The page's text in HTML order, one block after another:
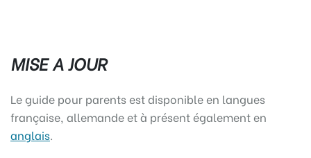
MISE A JOUR
Le guide pour parents est disponible en langues
française, allemande et à présent également en
anglais.